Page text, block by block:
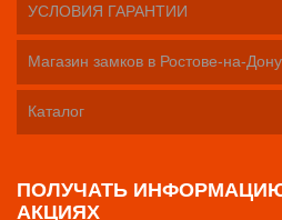
УСЛОВИЯ ГАРАНТИИ
Магазин замков в Ростове-на-Дону
Каталог
ПОЛУЧАТЬ
АКЦИЯХ